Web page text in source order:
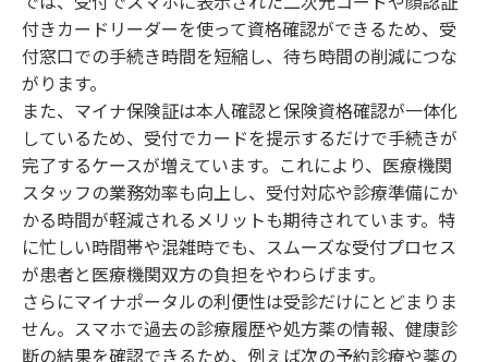
付きカードリーダーを使って資格確認ができるため、受
付窓口での手続き時間を短縮し、待ち時間の削減につな
がります。
また、マイナ保険証は本人確認と保険資格確認が一体化
しているため、受付でカードを提示するだけで手続きが
完了するケースが増えています。これにより、医療機関
スタッフの業務効率も向上し、受付対応や診療準備にか
かる時間が軽減されるメリットも期待されています。特
に忙しい時間帯や混雑時でも、スムーズな受付プロセス
が患者と医療機関双方の負担をやわらげます。
さらにマイナポータルの利便性は受診だけにとどまりま
せん。スマホで過去の診療履歴や処方薬の情報、健康診
断の結果を確認できるため、例えば次の予約診療や薬の